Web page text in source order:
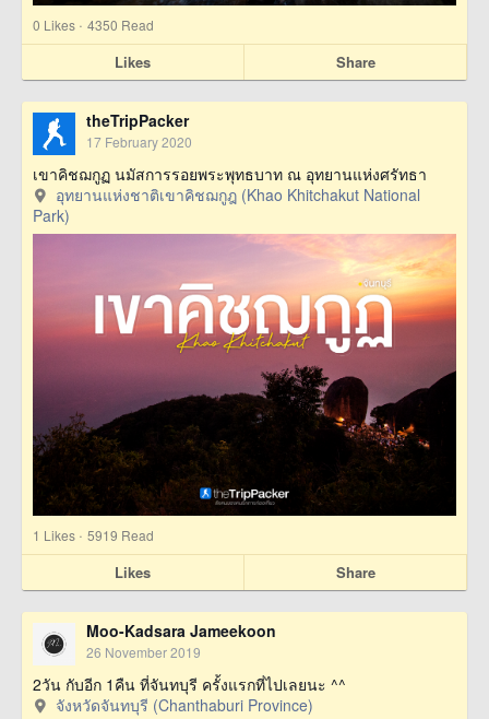
0 Likes · 4350 Read
Likes Share
theTripPacker
17 February 2020
เขาคิชฌกูฏ นมัสการรอยพระพุทธบาท ณ อุทยานแห่งศรัทธา
อุทยานแห่งชาติเขาคิชฌกูฎ (Khao Khitchakut National
Park)
1 Likes · 5919 Read
Likes Share
Moo-Kadsara Jameekoon
26 November 2019
2วัน กับอีก 1คืน ที่จันทบุรี ครั้งแรกที่ไปเลยนะ ^^
จังหวัดจันทบุรี (Chanthaburi Province)